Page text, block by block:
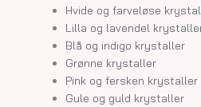
Hvide og farveløse
Lilla og lavendel
Blå og indigo krystaller
Grønne krystaller
Pink og fersken krystaller
Gule og guld krystaller